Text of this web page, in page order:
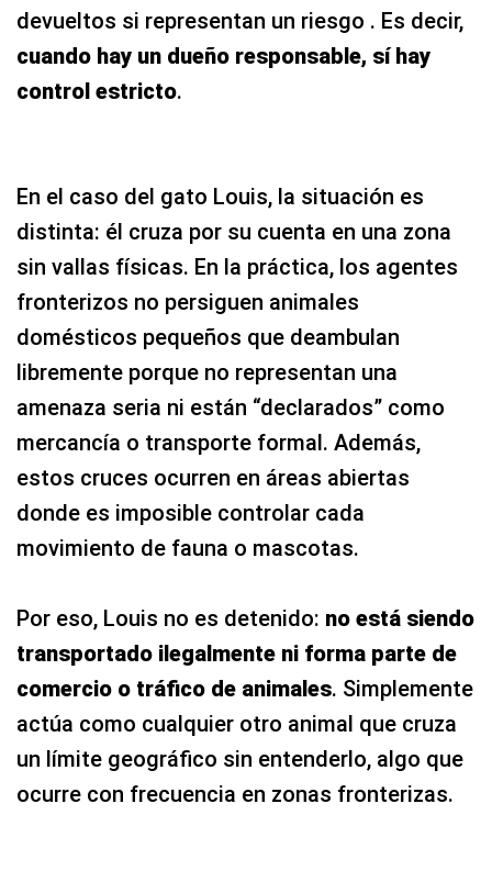
devueltos si representan un riesgo . Es decir,
cuando hay un dueño responsable, sí hay
control estricto.
En el caso del gato Louis, la situación es
distinta: él cruza por su cuenta en una zona
sin vallas físicas. En la práctica, los agentes
fronterizos no persiguen animales
domésticos pequeños que deambulan
libremente porque no representan una
amenaza seria ni están “declarados” como
mercancía o transporte formal. Además,
estos cruces ocurren en áreas abiertas
donde es imposible controlar cada
movimiento de fauna o mascotas.
Por eso, Louis no es detenido: no está siendo
transportado ilegalmente ni forma parte de
comercio o tráfico de animales. Simplemente
actúa como cualquier otro animal que cruza
un límite geográfico sin entenderlo, algo que
ocurre con frecuencia en zonas fronterizas.